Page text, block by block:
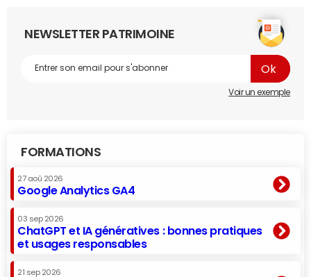
NEWSLETTER PATRIMOINE
Voir un exemple
FORMATIONS
27 aoû 2026
Google Analytics GA4
03 sep 2026
ChatGPT et IA génératives : bonnes pratiques
et usages responsables
21 sep 2026